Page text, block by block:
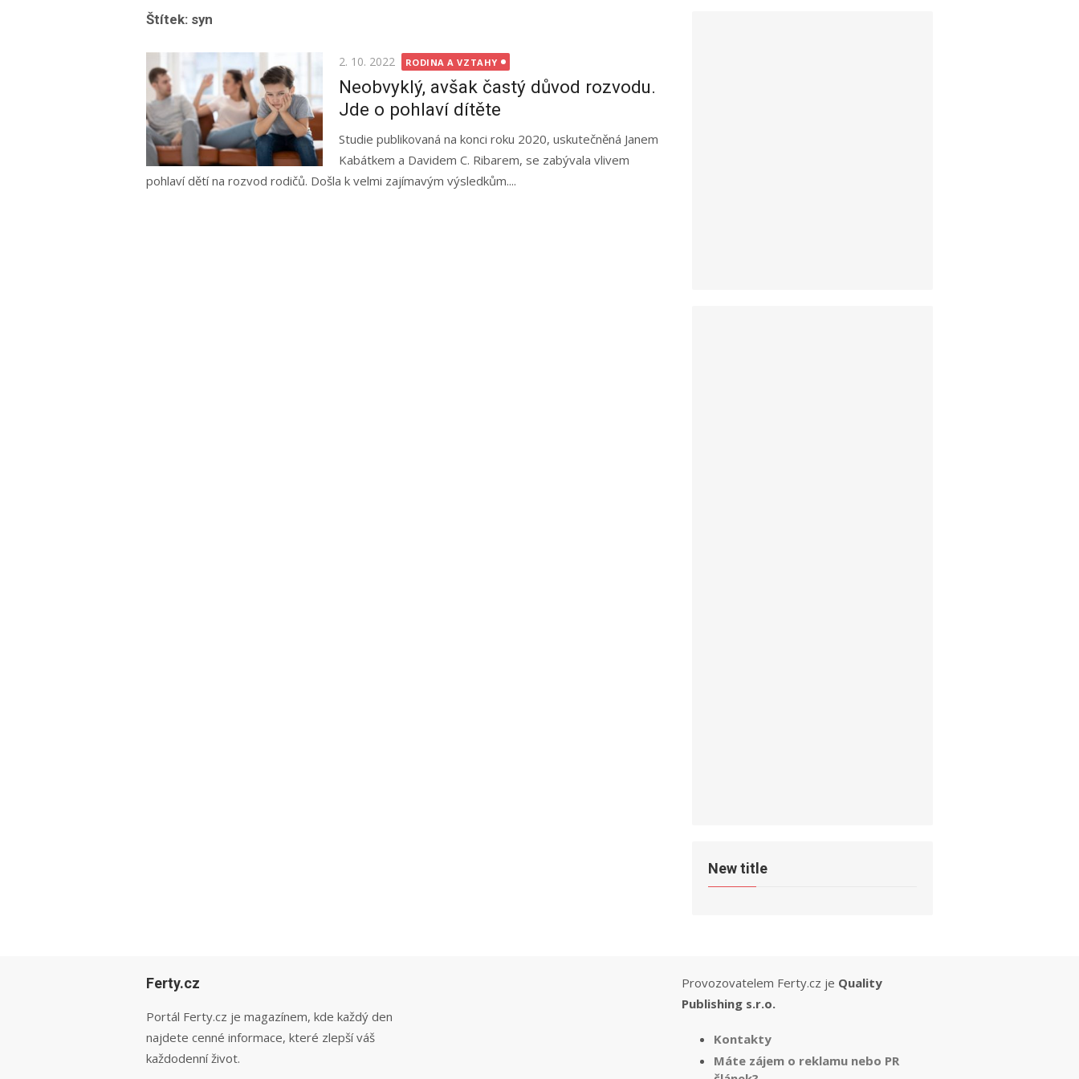
Štítek: syn
Posted
on
2. 10. 2022 RODINA A VZTAHY
Neobvyklý, avšak častý důvod rozvodu.
Jde o pohlaví dítěte
Studie publikovaná na konci roku 2020, uskutečněná Janem
Kabátkem a Davidem C. Ribarem, se zabývala vlivem
pohlaví dětí na rozvod rodičů. Došla k velmi zajímavým výsledkům....
New title
Ferty.cz
Portál Ferty.cz je magazínem, kde každý den
najdete cenné informace, které zlepší váš
každodenní život.
Provozovatelem Ferty.cz je Quality
Publishing s.r.o.
Kontakty
Máte zájem o reklamu nebo PR